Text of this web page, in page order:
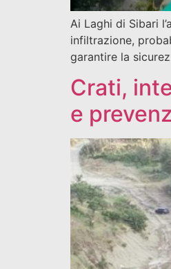
Ai Laghi di Sibari
infiltrazione,
garantire la
Crati,
e